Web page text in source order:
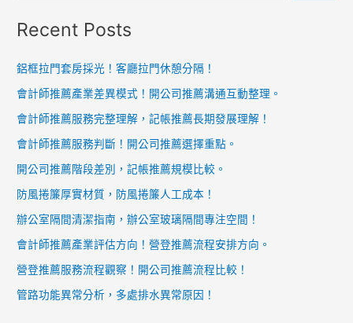
Recent Posts
鋁框拉門套房採光！客廳拉門休憩分隔！
會計師推薦產業差異模式！開公司推薦溝通互動整理。
會計師推薦服務完整理解，記帳推薦長期發展理解！
會計師推薦服務判斷！開公司推薦選擇重點。
開公司推薦階段差別，記帳推薦規模比較。
防風捲簾厚實材質，防風捲簾人工成本！
辦公室隔間清潔指南，辦公室玻璃隔間專注空間！
會計師推薦產業評估方向！營登推薦流程安排方向。
營登推薦服務流程觀察！開公司推薦流程比較！
管路功能異常分析，多處排水異常原因！